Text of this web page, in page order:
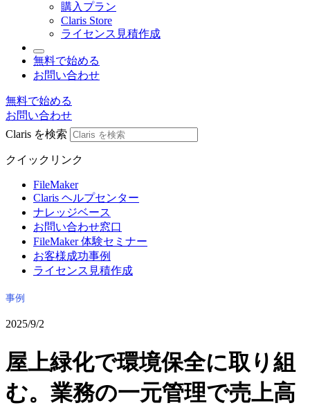
購入プラン
Claris Store
ライセンス見積作成
無料で始める
お問い合わせ
無料で始める
お問い合わせ
Claris を検索
クイックリンク
FileMaker
Claris ヘルプセンター
ナレッジベース
お問い合わせ窓口
FileMaker 体験セミナー
お客様成功事例
ライセンス見積作成
事例
2025/9/2
屋上緑化で環境保全に取り組
む。業務の一元管理で売上高